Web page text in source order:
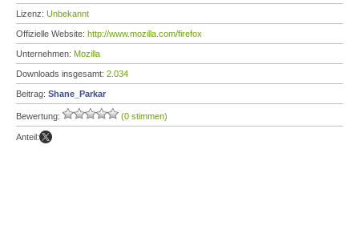
Lizenz: Unbekannt
Offizielle Website: http://www.mozilla.com/firefox
Unternehmen: Mozilla
Downloads insgesamt: 2.034
Beitrag: Shane_Parkar
Bewertung: (0 stimmen)
Anteil: